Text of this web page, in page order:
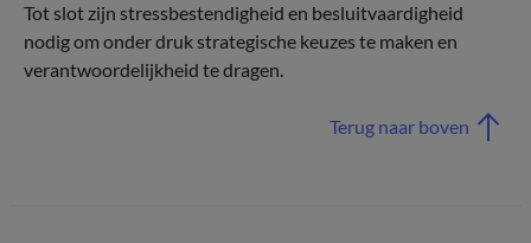
Tot slot zijn stressbestendigheid en besluitvaardigheid
nodig om onder druk strategische keuzes te maken en
verantwoordelijkheid te dragen.
Terug naar boven